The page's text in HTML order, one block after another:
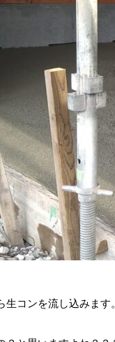
生コンを流し込みます